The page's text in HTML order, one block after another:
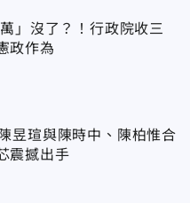
」沒了？！行政院收三
政作為
昱瑄與陳時中、陳柏惟合
震撼出手